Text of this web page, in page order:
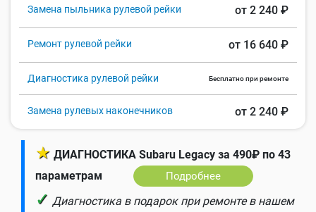
Замена пыльника рулевой рейки от 2 240 ₽
Ремонт рулевой рейки от 16 640 ₽
Диагностика рулевой рейки Бесплатно при ремонте
Замена рулевых наконечников от 2 240 ₽
★ ДИАГНОСТИКА Subaru Legacy за 490₽ по 43
параметрам
Подробнее
✓ Диагностика в подарок при ремонте в нашем